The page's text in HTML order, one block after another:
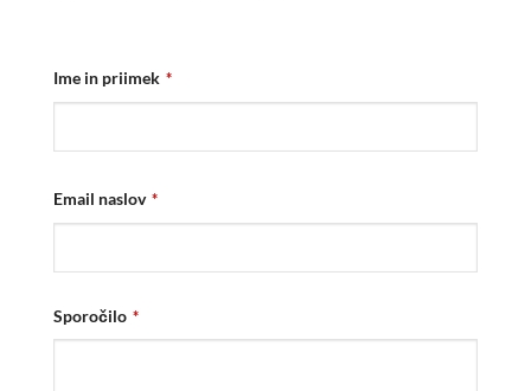
Ime in priimek *
Email naslov *
Sporočilo *